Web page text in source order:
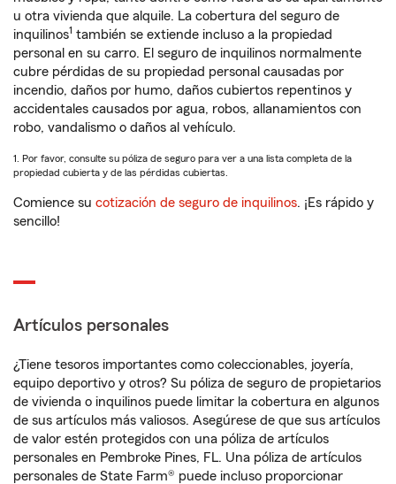
u otra vivienda que alquile. La cobertura del seguro de
inquilinos1 también se extiende incluso a la propiedad
personal en su carro. El seguro de inquilinos normalmente
cubre pérdidas de su propiedad personal causadas por
incendio, daños por humo, daños cubiertos repentinos y
accidentales causados por agua, robos, allanamientos con
robo, vandalismo o daños al vehículo.
1. Por favor, consulte su póliza de seguro para ver a una lista completa de la
propiedad cubierta y de las pérdidas cubiertas.
Comience su cotización de seguro de inquilinos. ¡Es rápido y
sencillo!
Artículos personales
¿Tiene tesoros importantes como coleccionables, joyería,
equipo deportivo y otros? Su póliza de seguro de propietarios
de vivienda o inquilinos puede limitar la cobertura en algunos
de sus artículos más valiosos. Asegúrese de que sus artículos
de valor estén protegidos con una póliza de artículos
personales en Pembroke Pines, FL. Una póliza de artículos
personales de State Farm® puede incluso proporcionar